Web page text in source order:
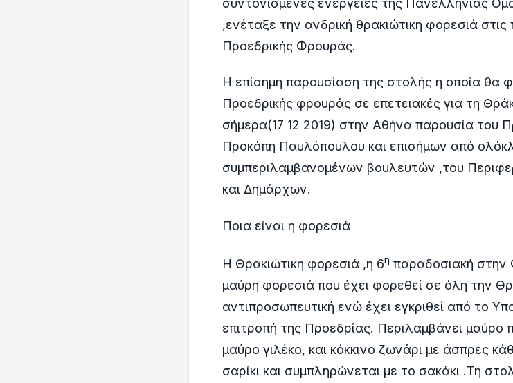
,ενέταξε την ανδρική θρακιώτικη φορεσιά
Προεδρικής Φρουράς.
Η επίσημη παρουσίαση της στολής η οποία θα
Προεδρικής φρουράς σε επετειακές για τη
σήμερα(17 12 2019) στην Αθήνα παρουσία του
Προκόπη Παυλόπουλου και επισήμων από
συμπεριλαμβανομένων βουλευτών ,του
και Δημάρχων.
Ποια είναι η φορεσιά
Η Θρακιώτικη φορεσιά ,η 6η παραδοσιακή στην
μαύρη φορεσιά που έχει φορεθεί σε όλη την
αντιπροσωπευτική ενώ έχει εγκριθεί από το
επιτροπή της Προεδρίας. Περιλαμβάνει μαύρο
μαύρο γιλέκο, και κόκκινο ζωνάρι με άσπρες
σαρίκι και συμπληρώνεται με το σακάκι .Τη